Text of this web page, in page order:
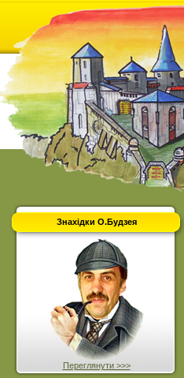
Знахідки О.Будзея
Переглянути >>>